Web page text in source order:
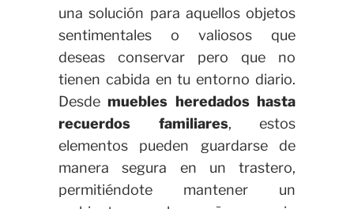
una solución para aquellos objetos
sentimentales o valiosos que
deseas conservar pero que no
tienen cabida en tu entorno diario.
Desdemuebles heredados hasta
recuerdos familiares, estos
elementos pueden guardarse de
manera segura en un trastero,
permitiéndote mantener un